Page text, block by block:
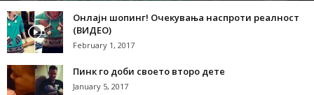
Онлајн шопинг! Очекувања наспроти реалност
(ВИДЕО)
February 1, 2017
Пинк го доби своето второ дете
January 5, 2017